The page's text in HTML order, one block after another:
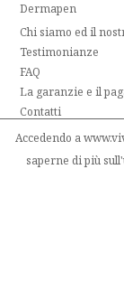
Dermapen
Chi siamo ed il
Testimonianze
FAQ
La garanzie e il
Contatti
La dichiarazione di
Accedendo a
saperne di più